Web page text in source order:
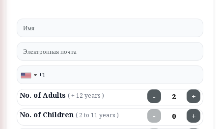
No. of Adults ( + 12 years ) − +
No. of Children ( 2 to 11 years ) − +